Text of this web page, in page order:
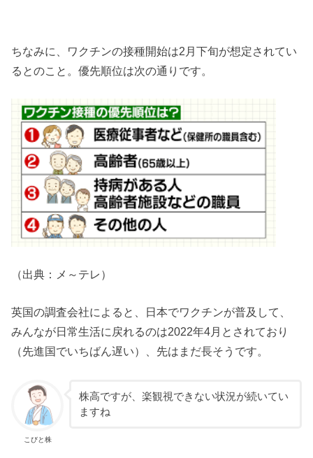
ちなみに、ワクチンの接種開始は2月下旬が想定されてい
るとのこと。優先順位は次の通りです。
（出典：メ～テレ）
英国の調査会社によると、日本でワクチンが普及して、
みんなが日常生活に戻れるのは2022年4月とされており
（先進国でいちばん遅い）、先はまだ長そうです。
こびと株
株高ですが、楽観視できない状況が続いてい
ますね